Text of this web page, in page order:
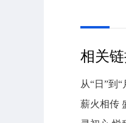
相关
从“日”到
薪火相传